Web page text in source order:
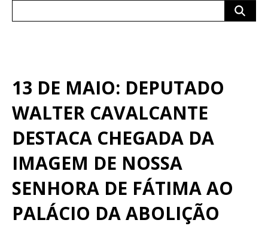
13 DE MAIO: DEPUTADO
WALTER CAVALCANTE
DESTACA CHEGADA DA
IMAGEM DE NOSSA
SENHORA DE FÁTIMA AO
PALÁCIO DA ABOLIÇÃO